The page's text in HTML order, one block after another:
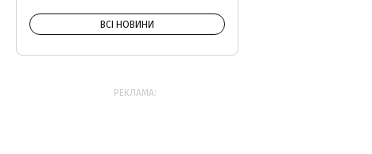
ВСІ НОВИНИ
РЕКЛАМА: